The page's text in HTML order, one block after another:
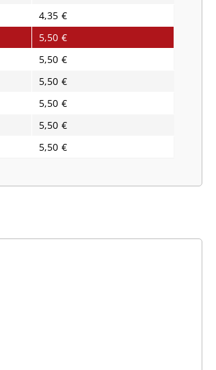
4,35 €
5,50 €
5,50 €
5,50 €
5,50 €
5,50 €
5,50 €